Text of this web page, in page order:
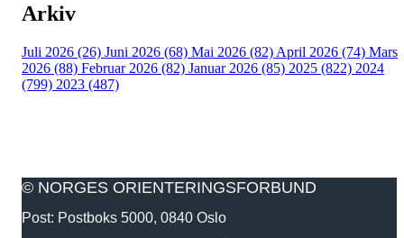
Arkiv
Juli 2026 (26) Juni 2026 (68) Mai 2026 (82) April 2026 (74) Mars
2026 (88) Februar 2026 (82) Januar 2026 (85) 2025 (822) 2024
(799) 2023 (487)
© NORGES ORIENTERINGSFORBUND
Post: Postboks 5000, 0840 Oslo